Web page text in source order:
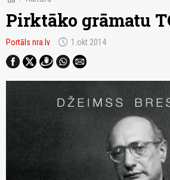
Pirktāko grāmatu
Portāls nra.lv schedule 1.okt 2014